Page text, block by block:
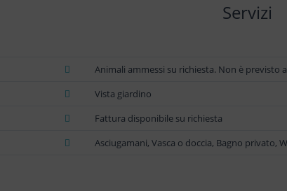
Servizi
Animali ammessi su richiesta. Non è previsto
Vista giardino
Fattura disponibile su richiesta
Asciugamani, Vasca o doccia, Bagno privato,